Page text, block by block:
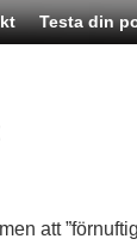
Testa din
att ”förnuftig